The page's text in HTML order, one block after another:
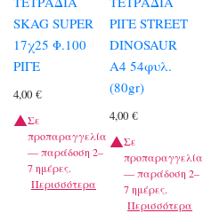
SKAG SUPER
17χ25 Φ.100
ΡΙΓΕ
4,00 €
Σε
προπαραγγελία
— παράδοση 2–
7 ημέρες.
Περισσότερα
ΡΙΓΕ STREET
DINOSAUR
A4 54φυλ.
(80gr)
4,00€
Σε
προπαραγγελία
— παράδοση 2–
7 ημέρες.
Περισσότερα